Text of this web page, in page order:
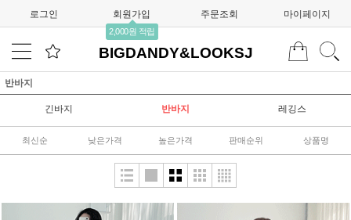
로그인 회원가입
2,000원 적립
주문조회 마이페이지
BIGDANDY&LOOKSJ
반바지
긴바지 반바지 레깅스
최신순 낮은가격 높은가격 판매순위 상품명